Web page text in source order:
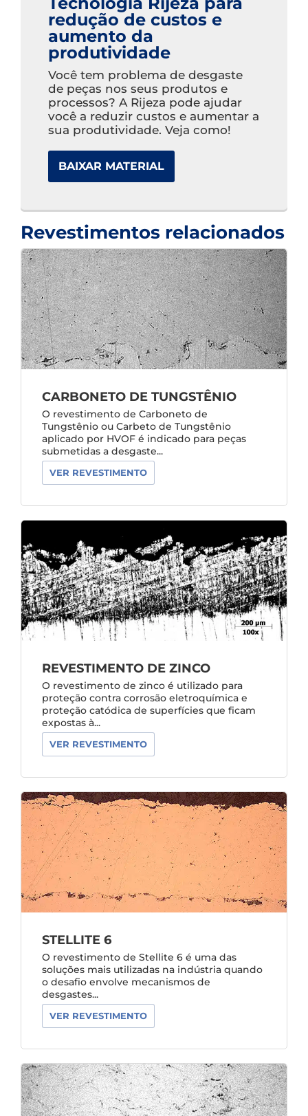
redução de custos e
aumento da
produtividade
Você tem problema de desgaste
de peças nos seus produtos e
processos? A Rijeza pode ajudar
você a reduzir custos e aumentar a
sua produtividade. Veja como!
BAIXAR MATERIAL
Revestimentos relacionados
CARBONETO DE TUNGSTÊNIO
O revestimento de Carboneto de
Tungstênio ou Carbeto de Tungstênio
aplicado por HVOF é indicado para peças
submetidas a desgaste...
VER REVESTIMENTO
REVESTIMENTO DE ZINCO
O revestimento de zinco é utilizado para
proteção contra corrosão eletroquímica e
proteção catódica de superfícies que ficam
expostas à...
VER REVESTIMENTO
STELLITE 6
O revestimento de Stellite 6 é uma das
soluções mais utilizadas na indústria quando
o desafio envolve mecanismos de
desgastes...
VER REVESTIMENTO